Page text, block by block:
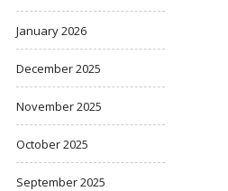
January 2026
December 2025
November 2025
October 2025
September 2025